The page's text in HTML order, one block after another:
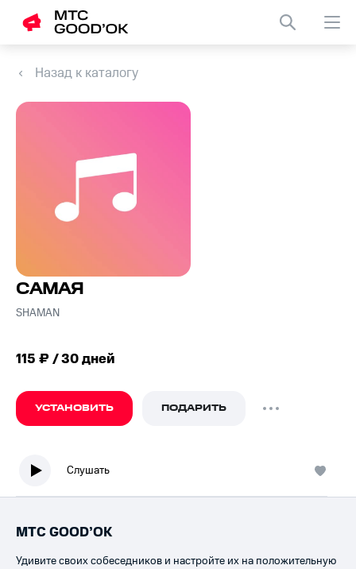
Назад к каталогу
САМАЯ
SHAMAN
115 ₽ / 30 дней
УСТАНОВИТЬ ПОДАРИТЬ
Слушать
МТС GOOD’OK
Удивите своих собеседников и настройте их на положительную